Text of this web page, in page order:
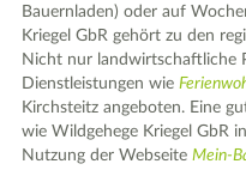
Bauernladen) oder auf
Kriegel GbR gehört zu den
Nicht nur landwirtschaftliche
Dienstleistungen wie
Kirchsteitz angeboten. Eine
wie Wildgehege Kriegel GbR
Nutzung der WebseiteMein-